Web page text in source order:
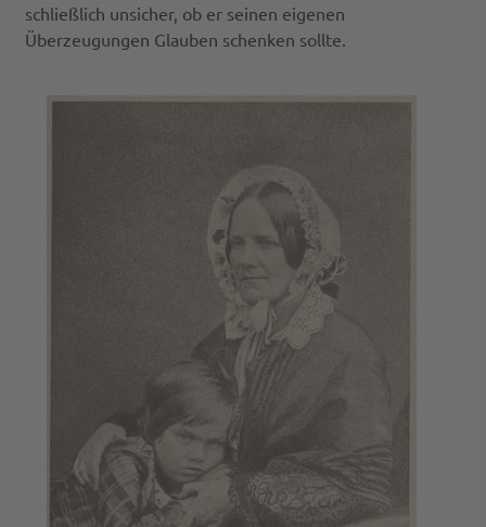
schließlich unsicher, ob er seinen eigenen
Überzeugungen Glauben schenken sollte.